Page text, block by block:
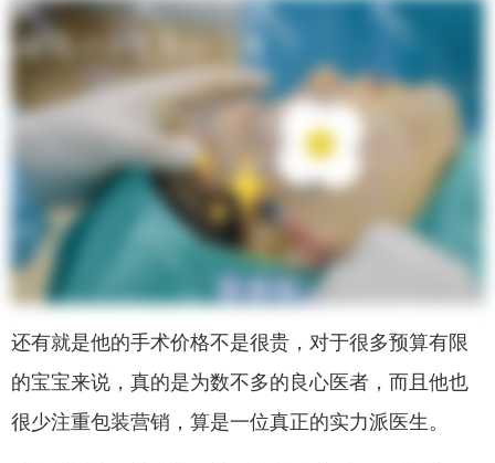
还有就是他的手术价格不是很贵，对于很多预算有限
的宝宝来说，真的是为数不多的良心医者，而且他也
很少注重包装营销，算是一位真正的实力派医生。